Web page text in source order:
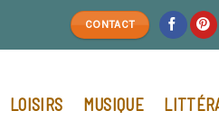
CONTACT
LOISIRS MUSIQUE